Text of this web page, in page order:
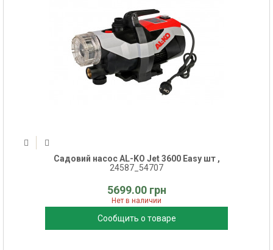
Садовий насос AL-KO Jet 3600 Easy шт ,
24587_54707
5699.00 грн
Нет в наличии
Сообщить о товаре